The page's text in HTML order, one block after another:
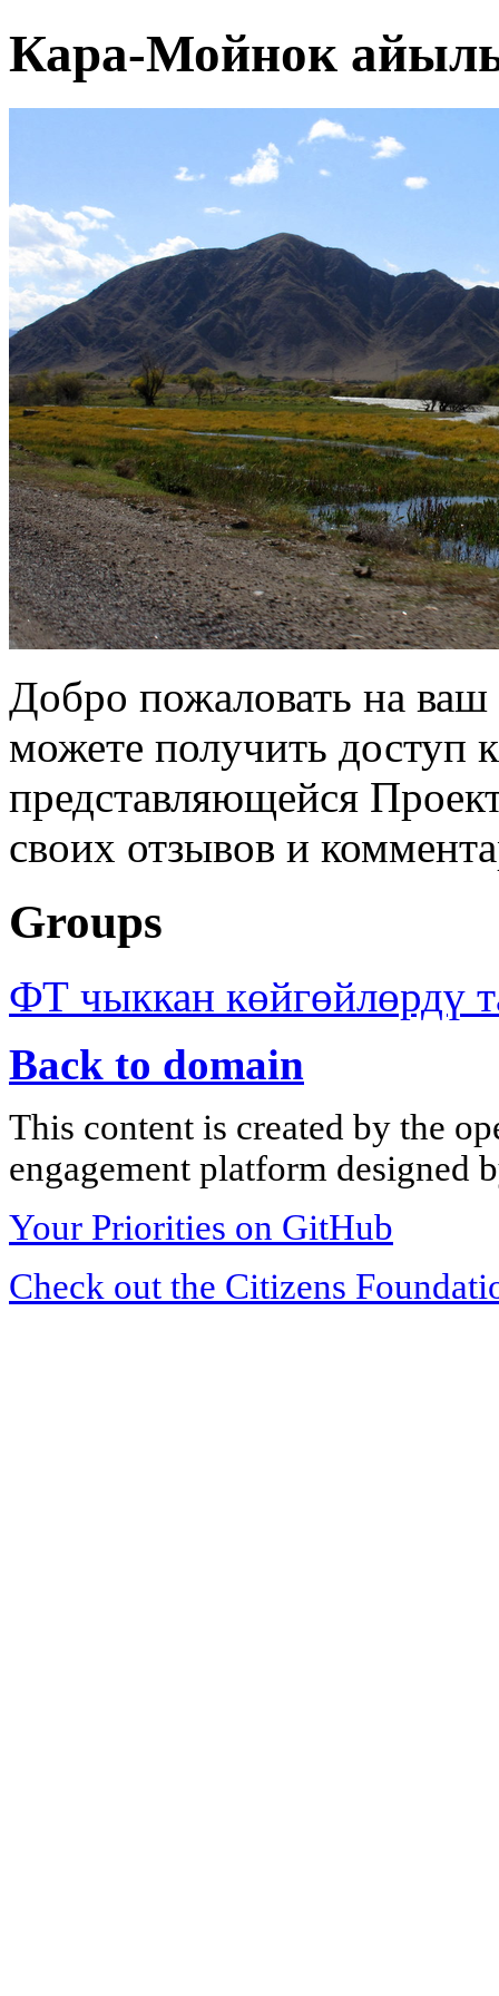
Кара-Мойнок
Добро пожаловать на
можете получить доступ
представляющейся
своих отзывов и
Groups
ФТ чыккан көйгөйлөрдү
Back to domain
This content is created by the
engagement platform designed
Your Priorities on GitHub
Check out the Citizens